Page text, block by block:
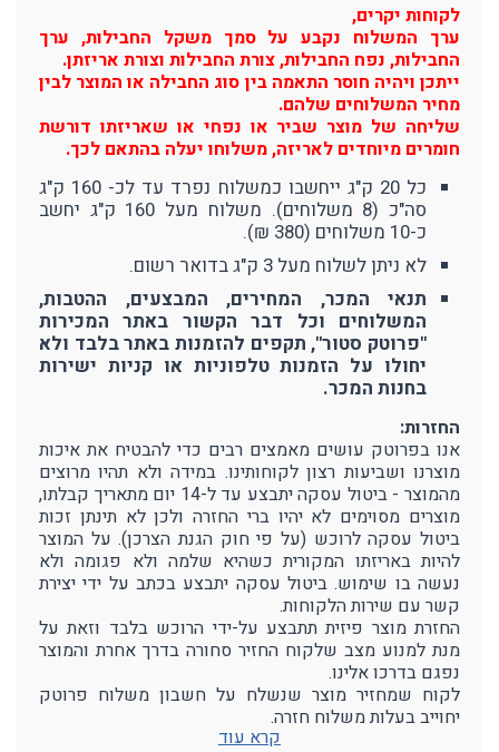
לקוחות יקרים,
ערך המשלוח נקבע על סמך משקל החבילות, ערך
החבילות, נפח החבילות, צורת החבילות וצורת אריזתן.
ייתכן ויהיה חוסר התאמה בין סוג החבילה או המוצר לבין
מחיר המשלוחים שלהם.
שליחה של מוצר שביר או נפחי או שאריזתו דורשת
חומרים מיוחדים לאריזה, משלוחו יעלה בהתאם לכך.
כל 20 ק"ג ייחשבו כמשלוח נפרד עד לכ- 160 ק"ג
סה"כ (8 משלוחים). משלוח מעל 160 ק"ג יחשב
כ-10 משלוחים (380 ₪).
לא ניתן לשלוח מעל 3 ק"ג בדואר רשום.
תנאי המכר, המחירים, המבצעים, ההטבות,
המשלוחים וכל דבר הקשור באתר המכירות
"פרוטק סטור", תקפים להזמנות באתר בלבד ולא
יחולו על הזמנות טלפוניות או קניות ישירות
בחנות המכר.
החזרות:
אנו בפרוטק עושים מאמצים רבים כדי להבטיח את איכות
מוצרנו ושביעות רצון לקוחותינו. במידה ולא תהיו מרוצים
מהמוצר - ביטול עסקה יתבצע עד ל-14 יום מתאריך קבלתו,
מוצרים מסוימים לא יהיו ברי החזרה ולכן לא תינתן זכות
ביטול עסקה לרוכש (על פי חוק הגנת הצרכן). על המוצר
להיות באריזתו המקורית כשהיא שלמה ולא פגומה ולא
נעשה בו שימוש. ביטול עסקה יתבצע בכתב על ידי יצירת
קשר עם שירות הלקוחות.
החזרת מוצר פיזית תתבצע על-ידי הרוכש בלבד וזאת על
מנת למנוע מצב שלקוח החזיר סחורה בדרך אחרת והמוצר
נפגם בדרכו אלינו.
לקוח שמחזיר מוצר שנשלח על חשבון משלוח פרוטק
יחוייב בעלות משלוח חזרה.
קרא עוד